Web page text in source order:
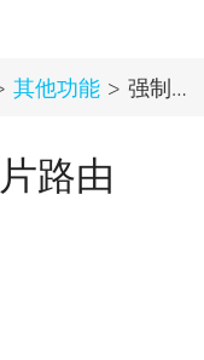
其他功能 > 强制分片路由
路由